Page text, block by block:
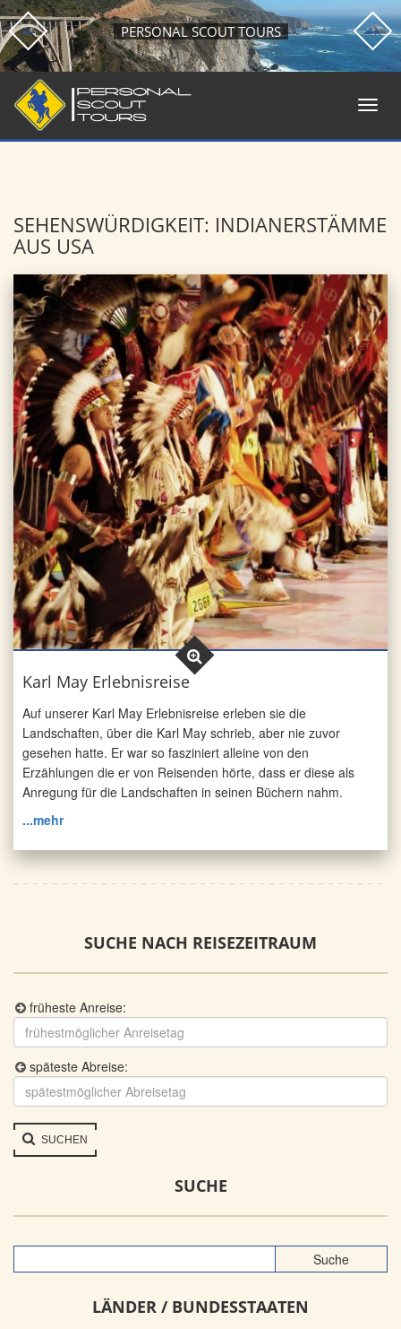
PERSONAL SCOUT TOURS
SEHENSWÜRDIGKEIT: INDIANERSTÄMME
AUS USA
Karl May Erlebnisreise
Auf unserer Karl May Erlebnisreise erleben sie die
Landschaften, über die Karl May schrieb, aber nie zuvor
gesehen hatte. Er war so fasziniert alleine von den
Erzählungen die er von Reisenden hörte, dass er diese als
Anregung für die Landschaften in seinen Büchern nahm.
...mehr
SUCHE NACH REISEZEITRAUM
früheste Anreise:
späteste Abreise:
SUCHEN
SUCHE
LÄNDER / BUNDESSTAATEN